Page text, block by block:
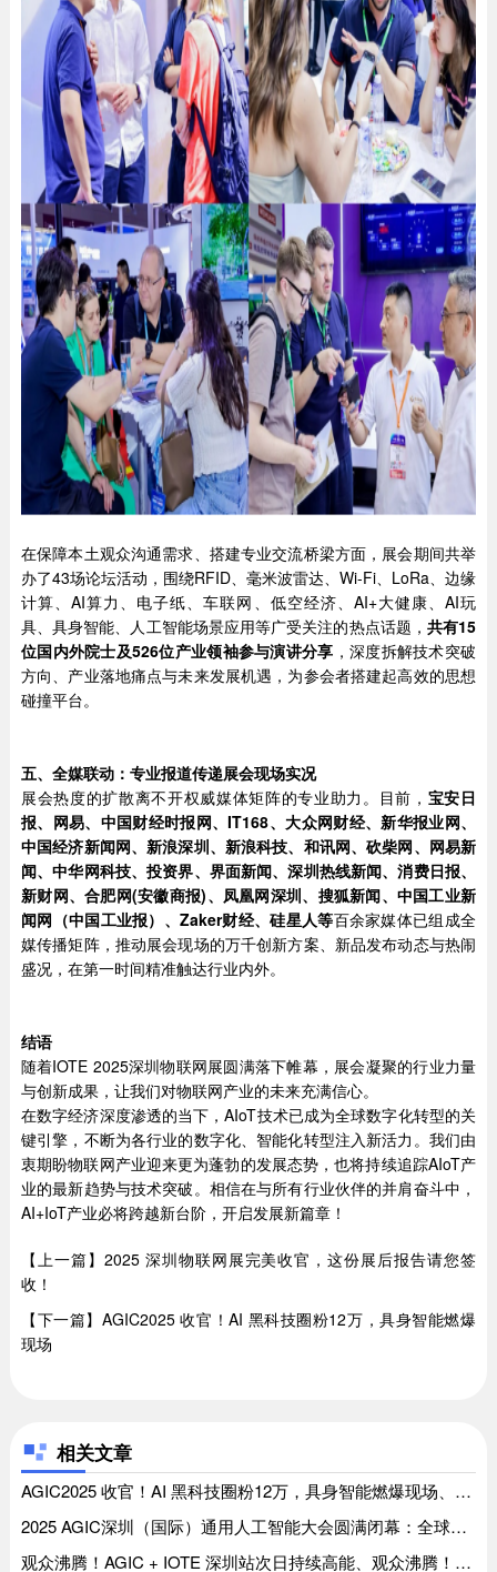
在保障本土观众沟通需求、搭建专业交流桥梁方面，展会期间共举
办了43场论坛活动，围绕RFID、毫米波雷达、Wi-Fi、LoRa、边缘
计算、AI算力、电子纸、车联网、低空经济、AI+大健康、AI玩
具、具身智能、人工智能场景应用等广受关注的热点话题， 共有15
位国内外院士及526位产业领袖参与演讲分享 ，深度拆解技术突破
方向、产业落地痛点与未来发展机遇，为参会者搭建起高效的思想
碰撞平台。
五、 全媒联动：专业报道传递展会现场实况
展会热度的扩散离不开权威媒体矩阵的专业助力。目前， 宝安日
报、网易、中国财经时报网、IT168、大众网财经、新华报业网、
中国经济新闻网、新浪深圳、新浪科技、和讯网、砍柴网、网易新
闻、中华网科技、投资界、界面新闻、深圳热线新闻、消费日报、
新财网、合肥网(安徽商报)、凤凰网深圳、搜狐新闻、中国工业新
闻网（中国工业报）、Zaker财经、硅星人等百余家媒体已组成全
媒传播矩阵，推动展会现场的万千创新方案、新品发布动态与热闹
盛况，在第一时间精准触达行业内外。
结语
随着IOTE 2025深圳物联网展圆满落下帷幕，展会凝聚的行业力量
与创新成果，让我们对物联网产业的未来充满信心。
在数字经济深度渗透的当下，AIoT技术已成为全球数字化转型的关
键引擎，不断为各行业的数字化、智能化转型注入新活力。我们由
衷期盼物联网产业迎来更为蓬勃的发展态势，也将持续追踪AIoT产
业的最新趋势与技术突破。相信在与所有行业伙伴的并肩奋斗中，
AI+IoT产业必将跨越新台阶，开启发展新篇章！
【上一篇】2025 深圳物联网展完美收官，这份展后报告请您签
收！
【下一篇】AGIC2025 收官！AI 黑科技圈粉12万，具身智能燃爆
现场
相关文章
AGIC2025 收官！AI 黑科技圈粉12万，具身智能燃爆现场、AGIC2025 收官！AI 黑科技圈粉12万，具身智能燃爆现场
2025 AGIC深圳（国际）通用人工智能大会圆满闭幕：全球智慧共绘AGI新图景，意向签约额超37亿书写产业新篇、2025 AGIC深圳（国际）通用人工智能大会圆满闭幕：全球智慧共绘AGI新图景，意向签约额超37亿书写产业新篇
观众沸腾！AGIC + IOTE 深圳站次日持续高能、观众沸腾！AGIC + IOTE 深圳站次日持续高能